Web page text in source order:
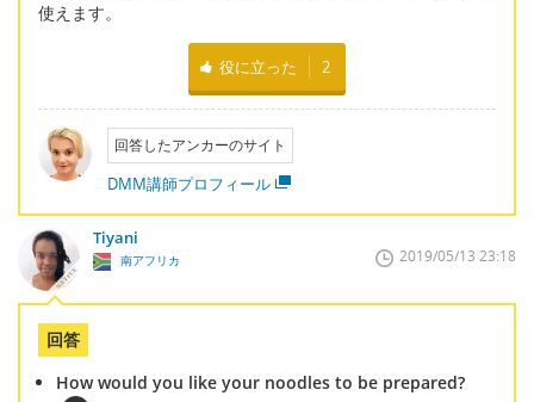
使えます。
役に立った 2
回答したアンカーのサイト
DMM講師プロフィール
Tiyani
南アフリカ 2019/05/13 23:18
回答
How would you like your noodles to be prepared?